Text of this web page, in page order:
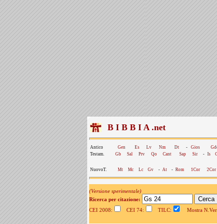
B I B B I A .net
Antico Gen Es Lv Nm Dt - Gios
Testam.
Gb Sal Prv Qo Cant Sap Sir - Is
NuovoT. Mt Mc Lc Gv - At - Rom 1Cor 2Cor
(Versione sperimentale)
Ricerca per citazione:
CEI 2008:
CEI 74: TILC: Mostra